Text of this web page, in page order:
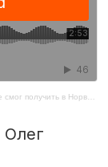
убежище от мобилизации